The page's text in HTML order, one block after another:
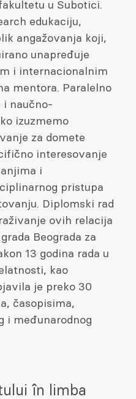
u Subotici.
edukaciju,
angažovanja koji,
unapređuje
i internacionalnim
mentora. Paralelno
i naučno-
izuzmemo
za domete
interesovanje
i
pristupa
Diplomski rad
ovih relacija
Beograda za
13 godina rada u
kao
je preko 30
časopisima,
i međunarodnog
în limba